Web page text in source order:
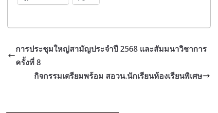
การประชุมใหญ่สามัญประจำปี 2568 และสัมมนาวิชาการ
ครั้งที่ 8
กิจกรรมเตรียมพร้อม สอวน.นักเรียนห้องเรียนพิเศษ